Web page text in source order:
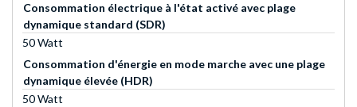
Consommation électrique à l'état activé avec plage
dynamique standard (SDR)
50 Watt
Consommation d'énergie en mode marche avec une plage
dynamique élevée (HDR)
50 Watt